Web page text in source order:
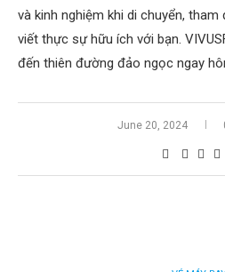
và kinh nghiệm khi di chuyển, tham
viết thực sự hữu ích với bạn.
đến thiên đường đảo ngọc ngay
June 20, 2024